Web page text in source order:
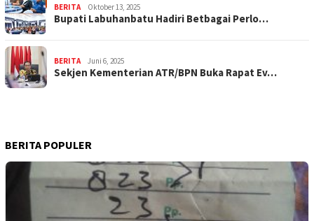
BERITA Oktober 13, 2025
Bupati Labuhanbatu Hadiri Betbagai Perlo…
BERITA Juni 6, 2025
Sekjen Kementerian ATR/BPN Buka Rapat Ev…
BERITA POPULER